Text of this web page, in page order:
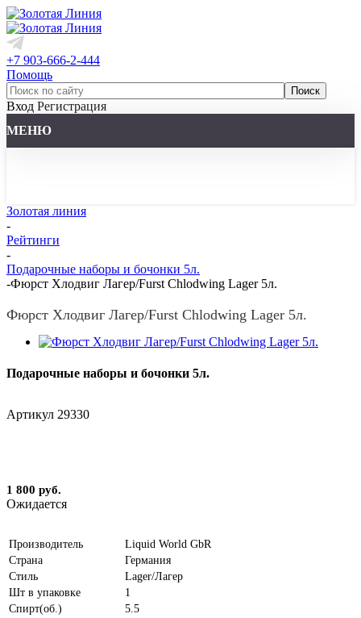
+7 903-666-2-444
Помощь
Вход Регистрация
МЕНЮ
Золотая линия
-
Рейтинги
-
Подарочные наборы и бочонки 5л.
-Фюрст Хлодвиг Лагер/Furst Chlodwing Lager 5л.
Фюрст Хлодвиг Лагер/Furst Chlodwing Lager 5л.
Подарочные наборы и бочонки 5л.
Артикул 29330
1 800 руб.
Ожидается
Производитель
Liquid World GbR
Страна
Германия
Стиль
Lager/Лагер
Шт в упаковке
1
Спирт(об.)
5.5